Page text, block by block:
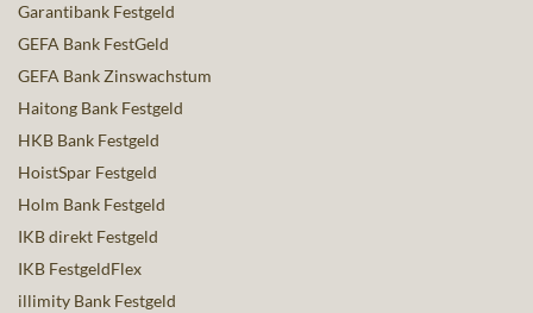
Garantibank Festgeld
GEFA Bank FestGeld
GEFA Bank Zinswachstum
Haitong Bank Festgeld
HKB Bank Festgeld
HoistSpar Festgeld
Holm Bank Festgeld
IKB direkt Festgeld
IKB FestgeldFlex
illimity Bank Festgeld